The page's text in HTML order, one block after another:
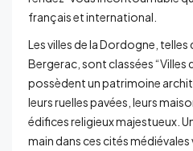
français et international.
Les villes de la Dordogne, telles
Bergerac, sont classées “Villes
possèdent un patrimoine
leurs ruelles pavées, leurs
édifices religieux majestueux.
main dans ces cités